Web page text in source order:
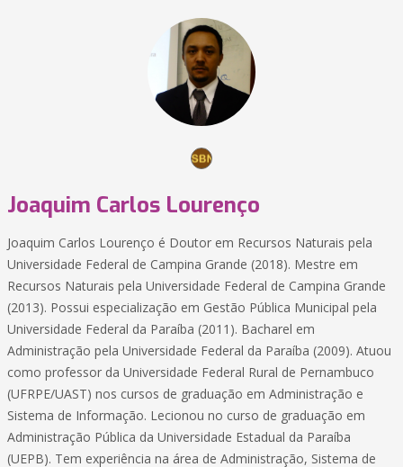
Joaquim Carlos Lourenço
Joaquim Carlos Lourenço é Doutor em Recursos Naturais pela
Universidade Federal de Campina Grande (2018). Mestre em
Recursos Naturais pela Universidade Federal de Campina Grande
(2013). Possui especialização em Gestão Pública Municipal pela
Universidade Federal da Paraíba (2011). Bacharel em
Administração pela Universidade Federal da Paraíba (2009). Atuou
como professor da Universidade Federal Rural de Pernambuco
(UFRPE/UAST) nos cursos de graduação em Administração e
Sistema de Informação. Lecionou no curso de graduação em
Administração Pública da Universidade Estadual da Paraíba
(UEPB). Tem experiência na área de Administração, Sistema de